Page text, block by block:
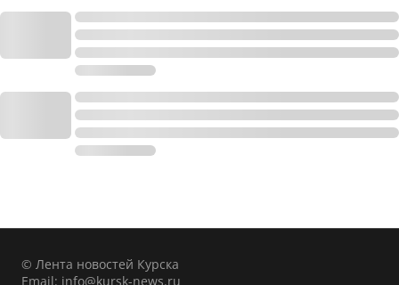
© Лента новостей Курска
Email: info@kursk-news.ru